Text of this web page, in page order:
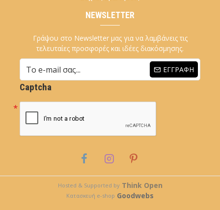
NEWSLETTER
Γράψου στο Newsletter μας για να λαμβάνεις τις
τελευταίες προσφορές και ιδέες διακόσμησης.
ΕΓΓΡΑΦΉ
Captcha
Hosted & Supported by Think Open
Κατασκευή e-shop Goodwebs